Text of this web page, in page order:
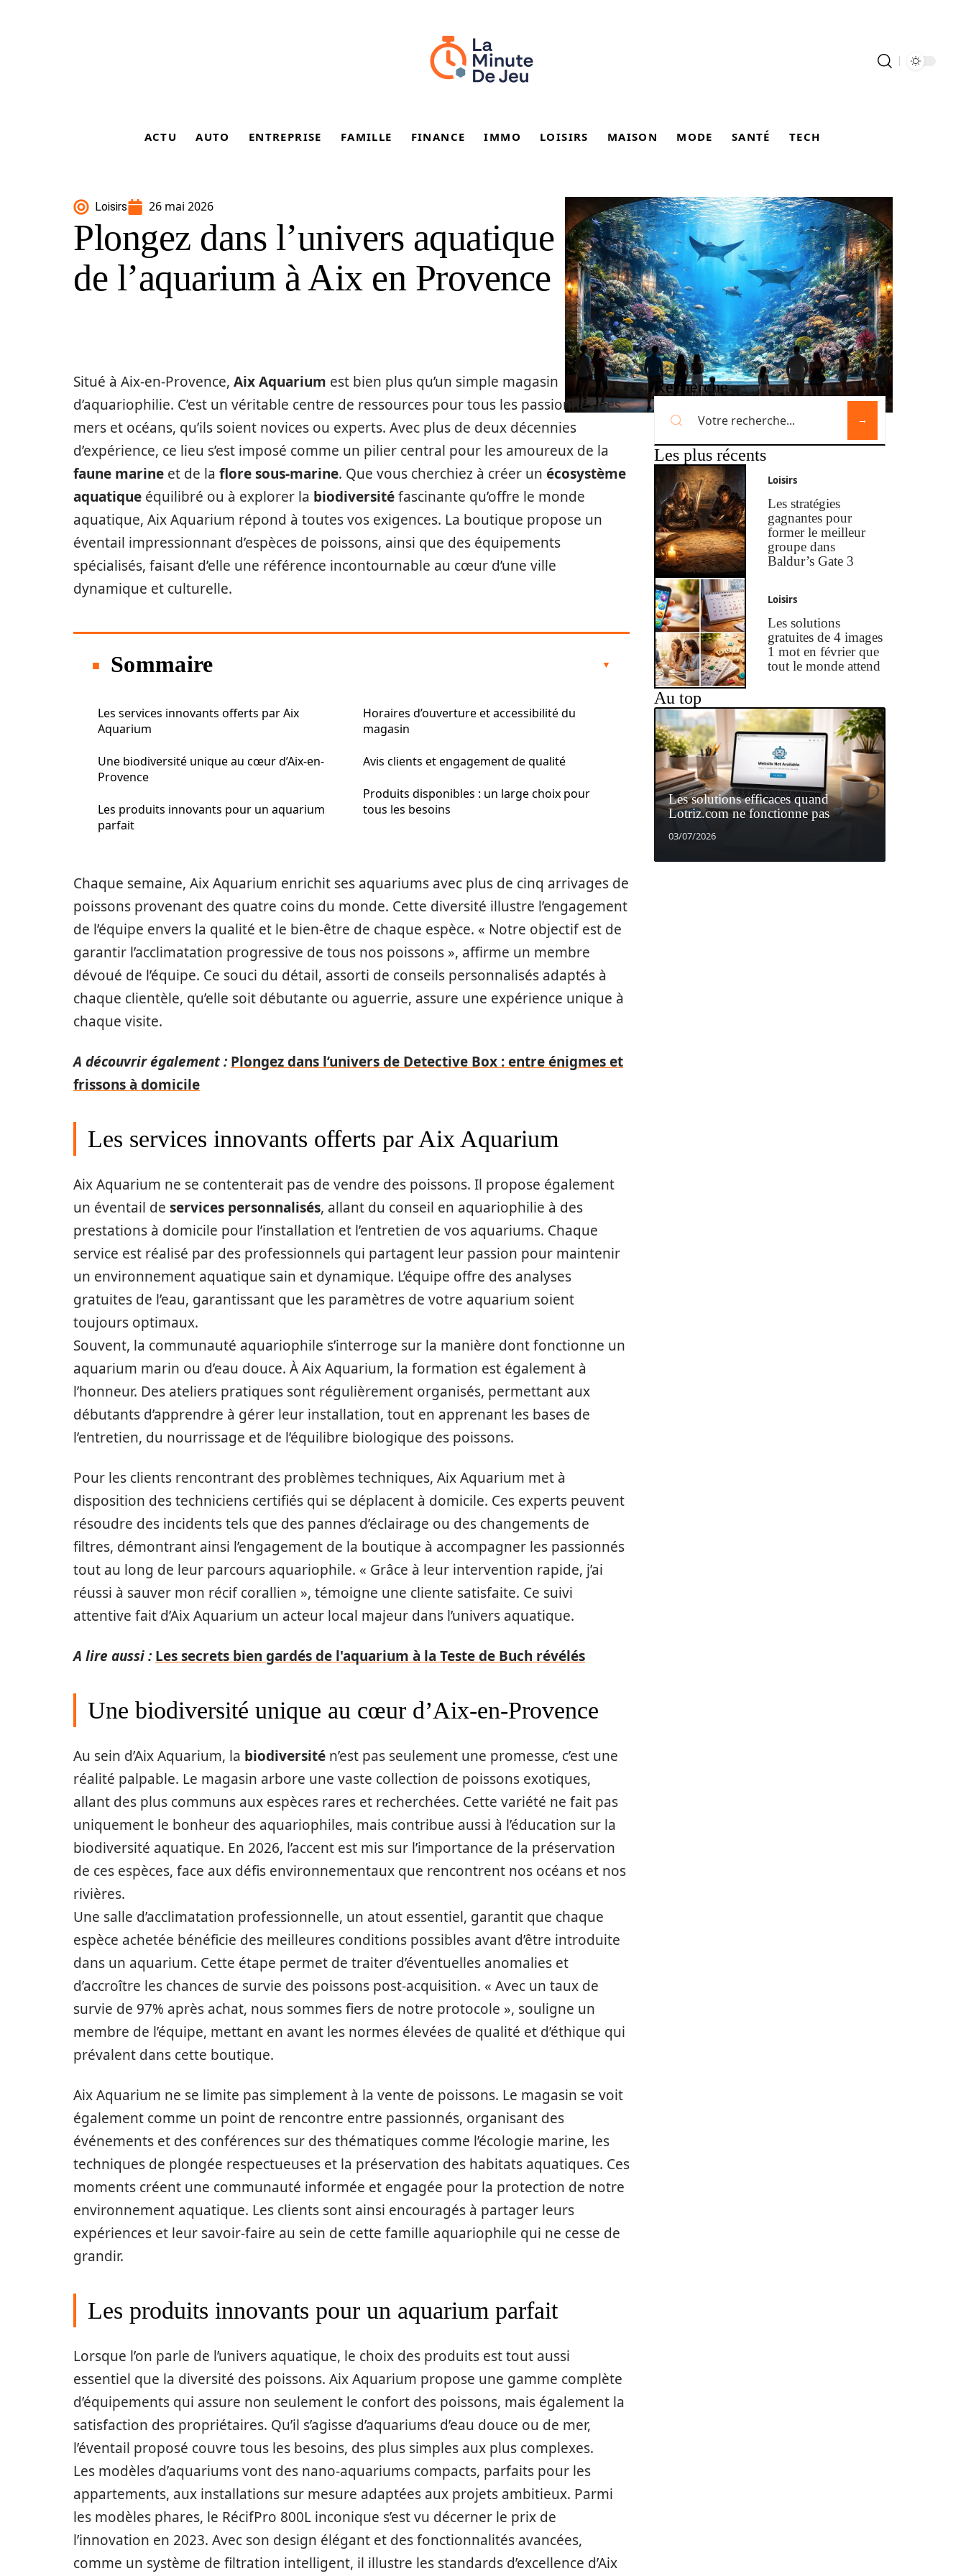
ACTU AUTO ENTREPRISE FAMILLE FINANCE IMMO LOISIRS MAISON MODE SANTÉ TECH
Loisirs 26 mai 2026
Plongez dans l’univers aquatique
de l’aquarium à Aix en Provence
Situé à Aix-en-Provence, Aix Aquarium est bien plus qu’un simple magasin
d’aquariophilie. C’est un véritable centre de ressources pour tous les passionnés des
mers et océans, qu’ils soient novices ou experts. Avec plus de deux décennies
d’expérience, ce lieu s’est imposé comme un pilier central pour les amoureux de la
faune marine et de la flore sous-marine. Que vous cherchiez à créer un écosystème
aquatique équilibré ou à explorer la biodiversitéfascinante qu’offre le monde
aquatique, Aix Aquarium répond à toutes vos exigences. La boutique propose un
éventail impressionnant d’espèces de poissons, ainsi que des équipements
spécialisés, faisant d’elle une référence incontournable au cœur d’une ville
dynamique et culturelle.
Sommaire
Les services innovants offerts par Aix
Aquarium
Une biodiversité unique au cœur d’Aix-en-
Provence
Les produits innovants pour un aquarium
parfait
Horaires d’ouverture et accessibilité du
magasin
Avis clients et engagement de qualité
Produits disponibles : un large choix pour
tous les besoins
Chaque semaine, Aix Aquarium enrichit ses aquariums avec plus de cinq arrivages de
poissons provenant des quatre coins du monde. Cette diversité illustre l’engagement
de l’équipe envers la qualité et le bien-être de chaque espèce. « Notre objectif est de
garantir l’acclimatation progressive de tous nos poissons », affirme un membre
dévoué de l’équipe. Ce souci du détail, assorti de conseils personnalisés adaptés à
chaque clientèle, qu’elle soit débutante ou aguerrie, assure une expérience unique à
chaque visite.
A découvrir également : Plongez dans l’univers de Detective Box : entre énigmes et
frissons à domicile
Les services innovants offerts par Aix Aquarium
Aix Aquarium ne se contenterait pas de vendre des poissons. Il propose également
un éventail de services personnalisés, allant du conseil en aquariophilie à des
prestations à domicile pour l’installation et l’entretien de vos aquariums. Chaque
service est réalisé par des professionnels qui partagent leur passion pour maintenir
un environnement aquatique sain et dynamique. L’équipe offre des analyses
gratuites de l’eau, garantissant que les paramètres de votre aquarium soient
toujours optimaux.
Souvent, la communauté aquariophile s’interroge sur la manière dont fonctionne un
aquarium marin ou d’eau douce. À Aix Aquarium, la formation est également à
l’honneur. Des ateliers pratiques sont régulièrement organisés, permettant aux
débutants d’apprendre à gérer leur installation, tout en apprenant les bases de
l’entretien, du nourrissage et de l’équilibre biologique des poissons.
Pour les clients rencontrant des problèmes techniques, Aix Aquarium met à
disposition des techniciens certifiés qui se déplacent à domicile. Ces experts peuvent
résoudre des incidents tels que des pannes d’éclairage ou des changements de
filtres, démontrant ainsi l’engagement de la boutique à accompagner les passionnés
tout au long de leur parcours aquariophile. « Grâce à leur intervention rapide, j’ai
réussi à sauver mon récif corallien », témoigne une cliente satisfaite. Ce suivi
attentive fait d’Aix Aquarium un acteur local majeur dans l’univers aquatique.
A lire aussi : Les secrets bien gardés de l'aquarium à la Teste de Buch révélés
Une biodiversité unique au cœur d’Aix-en-Provence
Au sein d’Aix Aquarium, la biodiversité n’est pas seulement une promesse, c’est une
réalité palpable. Le magasin arbore une vaste collection de poissons exotiques,
allant des plus communs aux espèces rares et recherchées. Cette variété ne fait pas
uniquement le bonheur des aquariophiles, mais contribue aussi à l’éducation sur la
biodiversité aquatique. En 2026, l’accent est mis sur l’importance de la préservation
de ces espèces, face aux défis environnementaux que rencontrent nos océans et nos
rivières.
Une salle d’acclimatation professionnelle, un atout essentiel, garantit que chaque
espèce achetée bénéficie des meilleures conditions possibles avant d’être introduite
dans un aquarium. Cette étape permet de traiter d’éventuelles anomalies et
d’accroître les chances de survie des poissons post-acquisition. « Avec un taux de
survie de 97% après achat, nous sommes fiers de notre protocole », souligne un
membre de l’équipe, mettant en avant les normes élevées de qualité et d’éthique qui
prévalent dans cette boutique.
Aix Aquarium ne se limite pas simplement à la vente de poissons. Le magasin se voit
également comme un point de rencontre entre passionnés, organisant des
événements et des conférences sur des thématiques comme l’écologie marine, les
techniques de plongée respectueuses et la préservation des habitats aquatiques. Ces
moments créent une communauté informée et engagée pour la protection de notre
environnement aquatique. Les clients sont ainsi encouragés à partager leurs
expériences et leur savoir-faire au sein de cette famille aquariophile qui ne cesse de
grandir.
Les produits innovants pour un aquarium parfait
Lorsque l’on parle de l’univers aquatique, le choix des produits est tout aussi
essentiel que la diversité des poissons. Aix Aquarium propose une gamme complète
d’équipements qui assure non seulement le confort des poissons, mais également la
satisfaction des propriétaires. Qu’il s’agisse d’aquariums d’eau douce ou de mer,
l’éventail proposé couvre tous les besoins, des plus simples aux plus complexes.
Les modèles d’aquariums vont des nano-aquariums compacts, parfaits pour les
appartements, aux installations sur mesure adaptées aux projets ambitieux. Parmi
les modèles phares, le RécifPro 800L inconique s’est vu décerner le prix de
l’innovation en 2023. Avec son design élégant et des fonctionnalités avancées,
comme un système de filtration intelligent, il illustre les standards d’excellence d’Aix
Recherche
Les plus récents
Loisirs
Les stratégies
gagnantes pour
former le meilleur
groupe dans
Baldur’s Gate 3
Loisirs
Les solutions
gratuites de 4 images
1 mot en février que
tout le monde attend
Au top
Les solutions efficaces quand
Lotriz.com ne fonctionne pas
03/07/2026